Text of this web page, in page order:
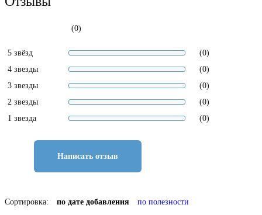
(0)
5 звёзд
(0)
4 звезды
(0)
3 звезды
(0)
2 звезды
(0)
1 звезда
(0)
Написать отзыв
Сортировка: по дате добавления по полезности